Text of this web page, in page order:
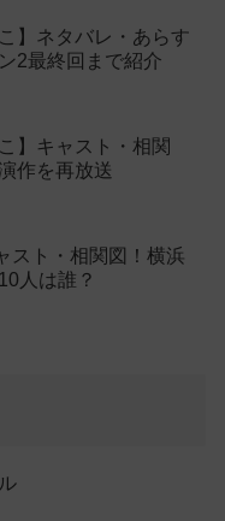
】ネタバレ・あらす
2最終回まで紹介
】キャスト・相関
作を再放送
スト・相関図！横浜
人は誰？